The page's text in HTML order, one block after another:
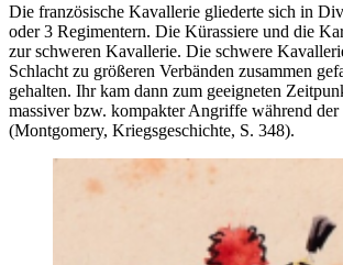
Die französische Kavallerie gliederte sich in
oder 3 Regimentern. Die Kürassiere und die
zur schweren Kavallerie. Die schwere
Schlacht zu größeren Verbänden zusammen
gehalten. Ihr kam dann zum geeigneten
massiver bzw. kompakter Angriffe während der
(Montgomery, Kriegsgeschichte, S. 348).